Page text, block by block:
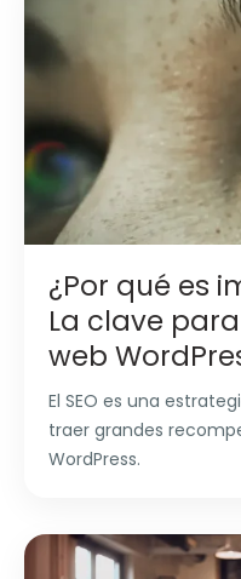
¿Por qué es
La clave
web
El SEO es una
traer grandes
WordPress.